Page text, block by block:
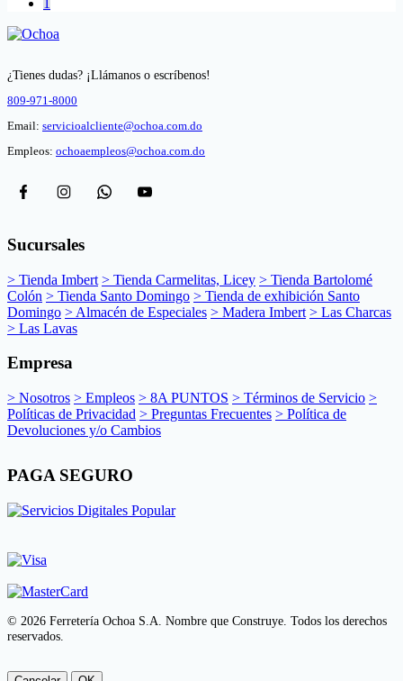
1
¿Tienes dudas? ¡Llámanos o escríbenos!
809-971-8000
Email: servicioalcliente@ochoa.com.do
Empleos: ochoaempleos@ochoa.com.do
Sucursales
> Tienda Imbert > Tienda Carmelitas, Licey > Tienda Bartolomé
Colón > Tienda Santo Domingo > Tienda de exhibición Santo
Domingo > Almacén de Especiales > Madera Imbert > Las Charcas
> Las Lavas
Empresa
> Nosotros > Empleos > 8A PUNTOS > Términos de Servicio >
Políticas de Privacidad > Preguntas Frecuentes > Política de
Devoluciones y/o Cambios
PAGA SEGURO
© 2026 Ferretería Ochoa S.A. Nombre que Construye. Todos los derechos
reservados.